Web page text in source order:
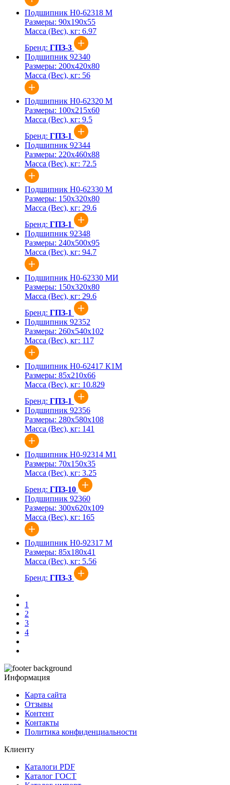
Подшипник Н0-62318 М
Размеры: 90x190x55
Масса (Вес), кг: 6.97
Бренд: ГПЗ-3
Подшипник 92340
Размеры: 200x420x80
Масса (Вес), кг: 56
Подшипник Н0-62320 М
Размеры: 100x215x60
Масса (Вес), кг: 9.5
Бренд: ГПЗ-1
Подшипник 92344
Размеры: 220x460x88
Масса (Вес), кг: 72.5
Подшипник Н0-62330 М
Размеры: 150x320x80
Масса (Вес), кг: 29.6
Бренд: ГПЗ-1
Подшипник 92348
Размеры: 240x500x95
Масса (Вес), кг: 94.7
Подшипник Н0-62330 МИ
Размеры: 150x320x80
Масса (Вес), кг: 29.6
Бренд: ГПЗ-1
Подшипник 92352
Размеры: 260x540x102
Масса (Вес), кг: 117
Подшипник Н0-62417 К1М
Размеры: 85x210x66
Масса (Вес), кг: 10.829
Бренд: ГПЗ-1
Подшипник 92356
Размеры: 280x580x108
Масса (Вес), кг: 141
Подшипник Н0-92314 М1
Размеры: 70x150x35
Масса (Вес), кг: 3.25
Бренд: ГПЗ-10
Подшипник 92360
Размеры: 300x620x109
Масса (Вес), кг: 165
Подшипник Н0-92317 М
Размеры: 85x180x41
Масса (Вес), кг: 5.56
Бренд: ГПЗ-3
1
2
3
4
Информация
Карта сайта
Отзывы
Контент
Контакты
Политика конфиденциальности
Клиенту
Каталоги PDF
Каталог ГОСТ